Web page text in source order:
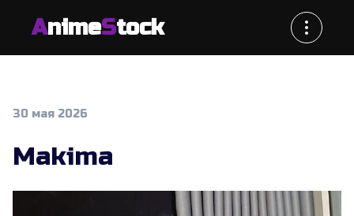
AnimeStock
30 мая 2026
Makima